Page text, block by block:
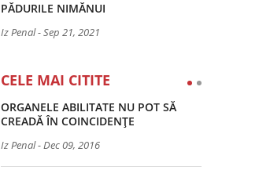
PĂDURILE NIMĂNUI
Iz Penal-Sep 21, 2021
CELE MAI CITITE
ORGANELE ABILITATE NU POT SĂ
CREADĂ ÎN COINCIDENȚE
Iz Penal-Dec 09, 2016